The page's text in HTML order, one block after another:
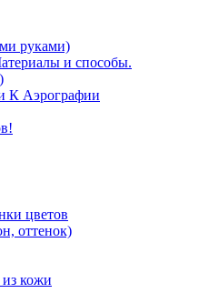
руками)
и способы.
К Аэрографии
цветов
оттенок)
из кожи